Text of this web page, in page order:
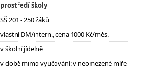
prostředí školy
SŠ 201 - 250 žáků
vlastní DM/intern., cena 1000 Kč/měs.
v školní jídelně
v době mimo vyučování: v neomezené míře